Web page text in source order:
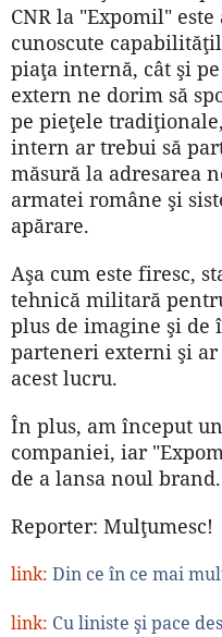
CNR la "Expomil"
cunoscute
piaţa internă, cât şi
extern ne dorim să
pe pieţele
intern ar trebui să
măsură la adresarea
armatei române şi
apărare.
Aşa cum este firesc,
tehnică militară
plus de imagine şi
parteneri externi şi ar
acest lucru.
În plus, am început
companiei, iar
de a lansa noul brand.
Reporter: Mulţumesc!
link: Din ce în ce mai
link: Cu liniste şi pace